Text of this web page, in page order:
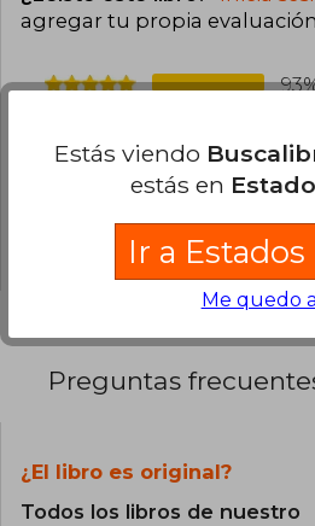
agregar tu propia evaluación
1%
Preguntas
¿El libro es original?
Todos los libros de nuestro
Estás viendo
estás en
Ir a
Me quedo